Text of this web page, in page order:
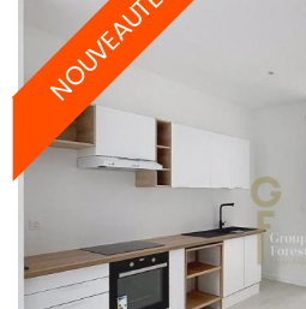
NOUVEAUTÉ